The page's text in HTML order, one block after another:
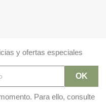
y ofertas especiales
Para ello, consulte